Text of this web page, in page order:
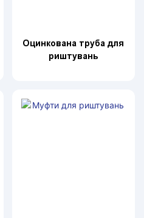
Оцинкована труба для
риштувань